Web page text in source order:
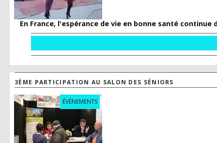
En France, l'espérance de vie en bonne santé continue
3ÈME PARTICIPATION AU SALON DES SÉNIORS
ÉVÈNEMENTS